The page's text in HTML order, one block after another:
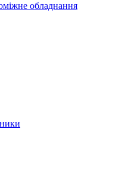
обладнання